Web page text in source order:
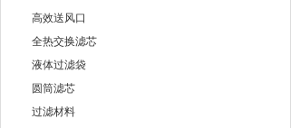
高效送风口
全热交换滤芯
液体过滤袋
圆筒滤芯
过滤材料